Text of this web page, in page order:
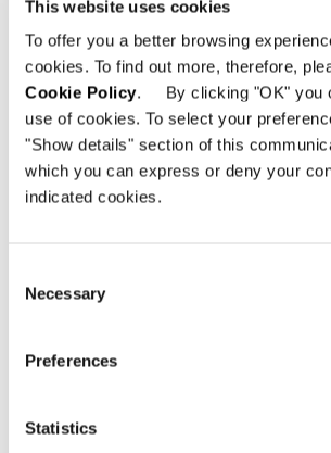
This website uses cookies
To offer you a better browsing
cookies. To find out more, therefore,
Cookie Policy. By clicking "OK" you
use of cookies. To select your
"Show details" section of this
which you can express or deny your
indicated cookies.
Selection
Necessary
Preferences
Statistics